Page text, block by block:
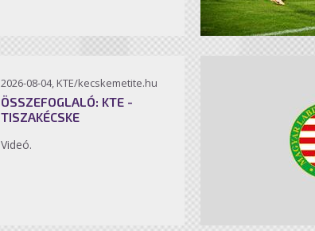
2026-08-04, KTE/kecskemetite.hu
ÖSSZEFOGLALÓ: KTE -
TISZAKÉCSKE
Videó.